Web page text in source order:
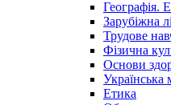
Географія.
Зарубіжна
Трудове
Фізична
Основи
Українська
Етика